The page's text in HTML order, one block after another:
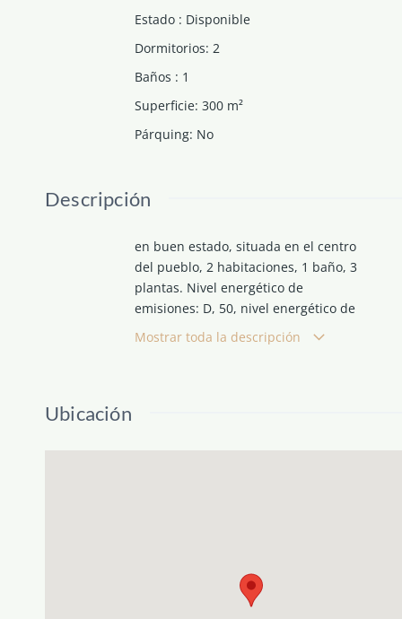
Estado : Disponible
Dormitorios: 2
Baños : 1
Superficie: 300 m²
Párquing: No
Descripción
en buen estado, situada en el centro
del pueblo, 2 habitaciones, 1 baño, 3
plantas. Nivel energético de
emisiones: D, 50, nivel energético de
consumo: D, 200.
Mostrar toda la descripción
Ubicación